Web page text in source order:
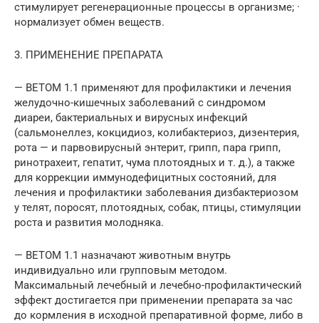
стимулирует регенерационные процессы в организме; ·
нормализует обмен веществ.
3. ПРИМЕНЕНИЕ ПРЕПАРАТА
— ВЕТОМ 1.1 применяют для профилактики и лечения
желудочно-кишечных заболеваний с синдромом
диареи, бактериальных и вирусных инфекций
(сальмонеллез, кокцидиоз, колибактериоз, дизентерия,
рота — и парвовирусный энтерит, грипп, пара грипп,
ринотрахеит, гепатит, чума плотоядных и т. д.), а также
для коррекции иммунодефицитных состояний, для
лечения и профилактики заболевания дизбактериозом
у телят, поросят, плотоядных, собак, птицы, стимуляции
роста и развития молодняка.
— ВЕТОМ 1.1 назначают животным внутрь
индивидуально или групповым методом.
Максимальный лечебный и лечебно-профилактический
эффект достигается при применении препарата за час
до кормления в исходной препаративной форме, либо в